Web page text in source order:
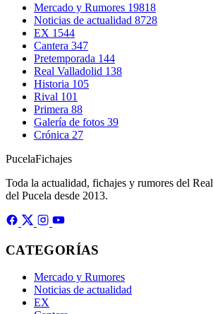
Mercado y Rumores 19818
Noticias de actualidad 8728
EX 1544
Cantera 347
Pretemporada 144
Real Valladolid 138
Historia 105
Rival 101
Primera 88
Galería de fotos 39
Crónica 27
PucelaFichajes
Toda la actualidad, fichajes y rumores del
del Pucela desde 2013.
CATEGORÍAS
Mercado y Rumores
Noticias de actualidad
EX